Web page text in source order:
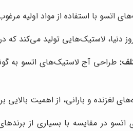
اتسو با استفاده از مواد اولیه
دنیا، لاستیک‌هایی تولید می‌کند
طراحی آج لاستیک‌های اتسو به
لغزنده و بارانی، از اهمیت
اتسو در مقایسه با بسیاری از